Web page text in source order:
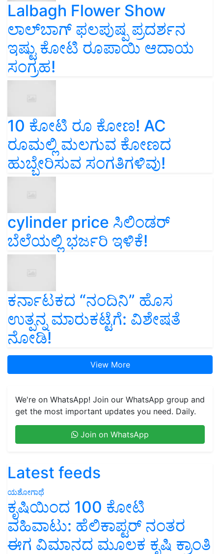
Lalbagh Flower Show
ಲಾಲ್‌ಬಾಗ್ ಫಲಪುಷ್ಪ ಪ್ರದರ್ಶನ
ಇಷ್ಟು ಕೋಟಿ ರೂಪಾಯಿ ಆದಾಯ
ಸಂಗ್ರಹ!
10 ಕೋಟಿ ರೂ ಕೋಣ! AC
ರೂಮಲ್ಲಿ ಮಲಗುವ ಕೋಣದ
ಹುಬ್ಬೇರಿಸುವ ಸಂಗತಿಗಳಿವು!
cylinder price ಸಿಲಿಂಡರ್‌
ಬೆಲೆಯಲ್ಲಿ ಭರ್ಜರಿ ಇಳಿಕೆ!
ಕರ್ನಾಟಕದ “ನಂದಿನಿ” ಹೊಸ
ಉತ್ಪನ್ನ ಮಾರುಕಟ್ಟೆಗೆ: ವಿಶೇಷತೆ
ನೋಡಿ!
View More
We're on WhatsApp! Join our WhatsApp group and
get the most important updates you need. Daily.
Join on WhatsApp
Latest feeds
ಯಶೋಗಾಥೆ
ಕೃಷಿಯಿಂದ 100 ಕೋಟಿ
ವಹಿವಾಟು: ಹೆಲಿಕಾಪ್ಟರ್ ನಂತರ
ಈಗ ವಿಮಾನದ ಮೂಲಕ ಕೃಷಿ ಕ್ರಾಂತಿ